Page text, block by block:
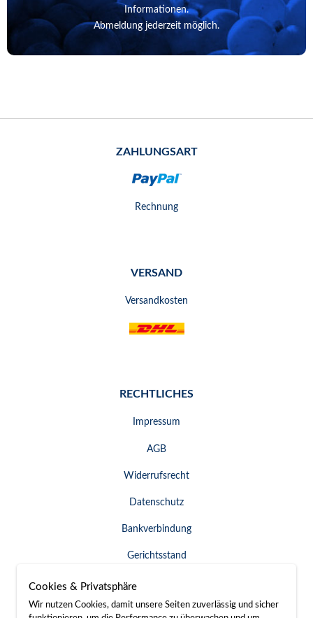
Informationen.
Abmeldung jederzeit möglich.
ZAHLUNGSART
Rechnung
VERSAND
Versandkosten
RECHTLICHES
Impressum
AGB
Widerrufsrecht
Datenschutz
Bankverbindung
Gerichtsstand
Widerruf erklären
Cookies & Privatsphäre
Wir nutzen Cookies, damit unsere Seiten zuverlässig und sicher